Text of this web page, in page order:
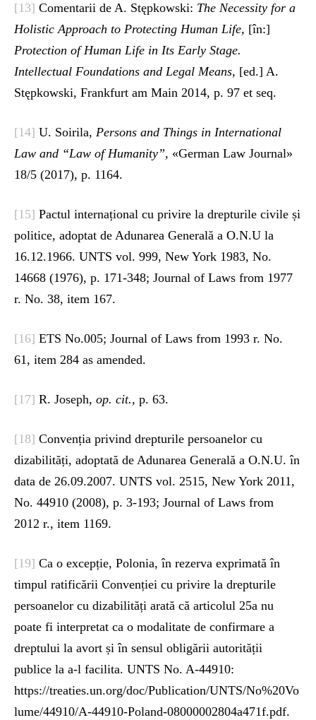
[13] Comentarii de A. Stępkowski: The Necessity for a
Holistic Approach to Protecting Human Life, [în:]
Protection of Human Life in Its Early Stage.
Intellectual Foundations and Legal Means, [ed.] A.
Stępkowski, Frankfurt am Main 2014, p. 97 et seq.
[14] U. Soirila, Persons and Things in International
Law and “Law of Humanity”, «German Law Journal»
18/5 (2017), p. 1164.
[15] Pactul internațional cu privire la drepturile civile și
politice, adoptat de Adunarea Generală a O.N.U la
16.12.1966. UNTS vol. 999, New York 1983, No.
14668 (1976), p. 171-348; Journal of Laws from 1977
r. No. 38, item 167.
[16] ETS No.005; Journal of Laws from 1993 r. No.
61, item 284 as amended.
[17] R. Joseph, op. cit., p. 63.
[18] Convenția privind drepturile persoanelor cu
dizabilități, adoptată de Adunarea Generală a O.N.U. în
data de 26.09.2007. UNTS vol. 2515, New York 2011,
No. 44910 (2008), p. 3-193; Journal of Laws from
2012 r., item 1169.
[19] Ca o excepție, Polonia, în rezerva exprimată în
timpul ratificării Convenției cu privire la drepturile
persoanelor cu dizabilități arată că articolul 25a nu
poate fi interpretat ca o modalitate de confirmare a
dreptului la avort și în sensul obligării autorității
publice la a-l facilita. UNTS No. A-44910:
https://treaties.un.org/doc/Publication/UNTS/No%20Vo
lume/44910/A-44910-Poland-08000002804a471f.pdf.